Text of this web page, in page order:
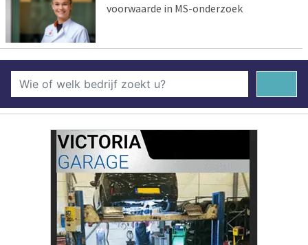
voorwaarde in MS-onderzoek